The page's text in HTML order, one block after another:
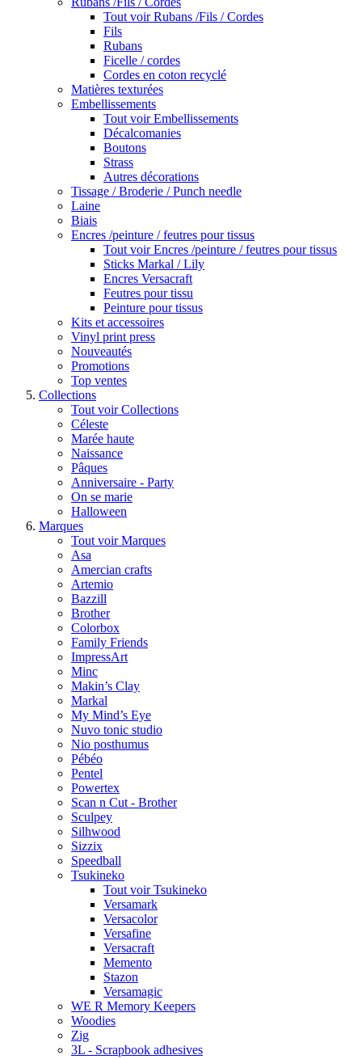
Tout voir Rubans /Fils / Cordes
Fils
Rubans
Ficelle / cordes
Cordes en coton recyclé
Matières texturées
Embellissements
Tout voir Embellissements
Décalcomanies
Boutons
Strass
Autres décorations
Tissage / Broderie / Punch needle
Laine
Biais
Encres /peinture / feutres pour tissus
Tout voir Encres /peinture / feutres pour tissus
Sticks Markal / Lily
Encres Versacraft
Feutres pour tissu
Peinture pour tissus
Kits et accessoires
Vinyl print press
Nouveautés
Promotions
Top ventes
Collections
Tout voir Collections
Céleste
Marée haute
Naissance
Pâques
Anniversaire - Party
On se marie
Halloween
Marques
Tout voir Marques
Asa
Amercian crafts
Artemio
Bazzill
Brother
Colorbox
Family Friends
ImpressArt
Minc
Makin’s Clay
Markal
My Mind’s Eye
Nuvo tonic studio
Nio posthumus
Pébéo
Pentel
Powertex
Scan n Cut - Brother
Sculpey
Silhwood
Sizzix
Speedball
Tsukineko
Tout voir Tsukineko
Versamark
Versacolor
Versafine
Versacraft
Memento
Stazon
Versamagic
WE R Memory Keepers
Woodies
Zig
3L - Scrapbook adhesives